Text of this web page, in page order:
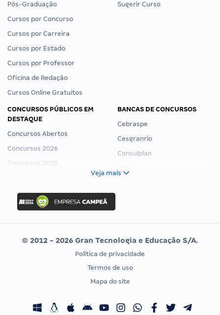
Pós-Graduação
Cursos por Concurso
Cursos por Carreira
Cursos por Estado
Cursos por Professor
Oficina de Redação
Cursos Online Gratuitos
Sugerir Curso
CONCURSOS PÚBLICOS EM
DESTAQUE
Concursos Abertos
Concursos 2026
Concursos 2025
Concurso Ibama
Concurso MPU
Editais publicados
BANCAS DE CONCURSOS
Cebraspe
Cesgranrio
Consulplan
Vunesp
CONCURSOS POR PROFISSÃO
Concursos Fiscais
EXAME DE ORDEM
Calendário OAB
Veja mais
© 2012 - 2026 Gran Tecnologia e Educação S/A.
Política de privacidade
Termos de uso
Mapa do site